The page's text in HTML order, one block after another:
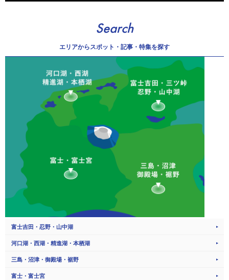
Search
エリアからスポット・記事・特集を探す
富士吉田・忍野・山中湖
河口湖・西湖・精進湖・本栖湖
三島・沼津・御殿場・裾野
富士・富士宮